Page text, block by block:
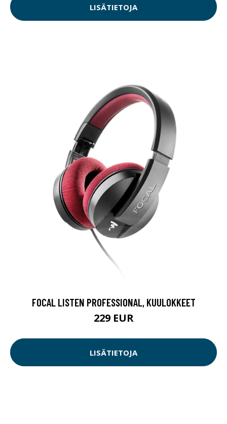
LISÄTIETOJA
FOCAL LISTEN PROFESSIONAL, KUULOKKEET
229 EUR
LISÄTIETOJA